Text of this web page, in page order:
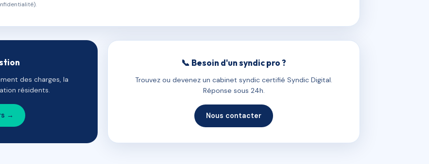
des charges, la
résidents.
→
📞 Besoin d'un syndic pro ?
Trouvez ou devenez un cabinet syndic certifié Syndic Digital.
Réponse sous 24h.
Nous contacter